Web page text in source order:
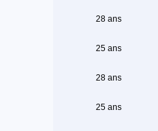
28 ans
25 ans
28 ans
25 ans